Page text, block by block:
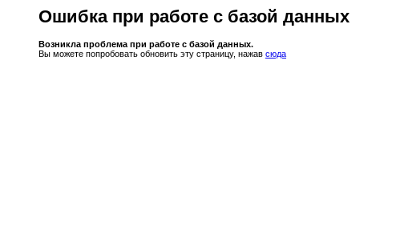
Ошибка при работе с базой данных
Возникла проблема при работе с базой данных.
Вы можете попробовать обновить эту страницу, нажав сюда